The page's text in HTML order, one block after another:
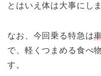
とはいえ体は大事にし
なお、今回乗る特急は
で、軽くつまめる食べ
す。